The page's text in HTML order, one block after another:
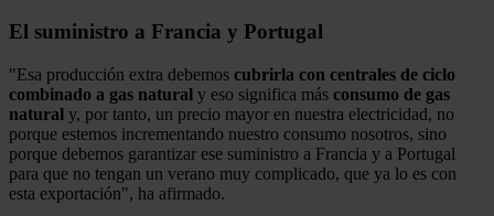
El suministro a Francia y Portugal
"Esa producción extra debemos cubrirla con centrales de ciclo
combinado a gas natural y eso significa más consumo de gas
natural y, por tanto, un precio mayor en nuestra electricidad, no
porque estemos incrementando nuestro consumo nosotros, sino
porque debemos garantizar ese suministro a Francia y a Portugal
para que no tengan un verano muy complicado, que ya lo es con
esta exportación", ha afirmado.